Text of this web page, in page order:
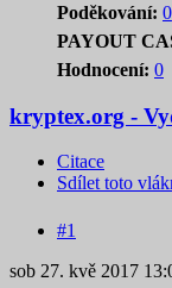
Poděkování: 0
PAYOUT
Hodnocení: 0
kryptex.org -
Citace
Sdílet toto
#1
sob 27. kvě 2017